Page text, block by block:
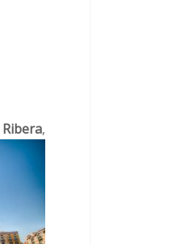
Ribera,